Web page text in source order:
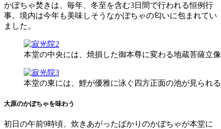
かぼちゃ焚きは、毎年、冬至を含む3日間で行われる恒例行
事。境内は今年も美味しそうなかぼちゃの匂いに包まれてい
ました。
本堂の中央には、焼損した御本尊に変わる地蔵菩薩立
本堂の東には、鯉が優雅に泳ぐ四方正面の池が見られる
大原のかぼちゃを味わう
初日の午前9時頃、炊きあがったばかりのかぼちゃが本堂に